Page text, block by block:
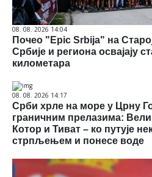
08. 08. 2026 14:04
Почео "Epic Srbija" на
Србије и региона освајају
километара
08. 08. 2026 14:17
Срби хрле на море у Црну
граничним прелазима:
Котор и Тиват – ко путује
стрпљењем и понесе воде